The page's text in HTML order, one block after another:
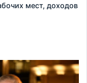
мест, доходов